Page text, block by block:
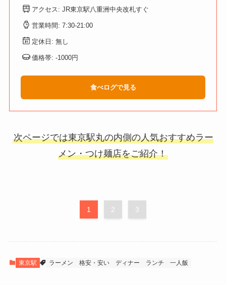
アクセス: JR東京駅八重洲中央改札すぐ
営業時間: 7:30-21:00
定休日: 無し
価格帯: -1000円
食べログで見る
次ページでは東京駅丸の内側の人気おすすめラー
メン・つけ麺店をご紹介！
1 2 3
東京駅 ラーメン 格安・安い ディナー ランチ 一人飯